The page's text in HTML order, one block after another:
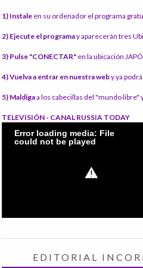
1) Instale en su ordenador el programa
2) Ejecute el programay aparecerán tres
3) Pulse "CONECTAR" en la ubicación
4) Vuelva a entrar en nuestra weby ya
5) Maldigaa los cabecillas del "mundo libre"
TELEVISIÓN - CANAL RUSSIA TODAY
EDITORIAL